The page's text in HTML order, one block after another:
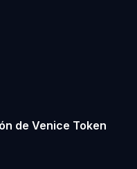
de Venice Token